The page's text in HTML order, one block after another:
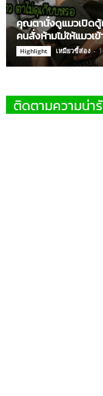
คุณตานั่งดูแมวเปิดตู้
คนสั่งห้ามไม่ให้แมวเ
Highlight เหมียวขี้ส่อง -
ติดตามความน่า